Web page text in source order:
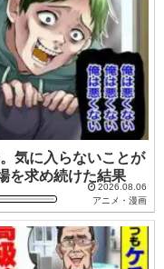
気に入らないことが
を求め続けた結果
2026.08.06
アニメ・漫画